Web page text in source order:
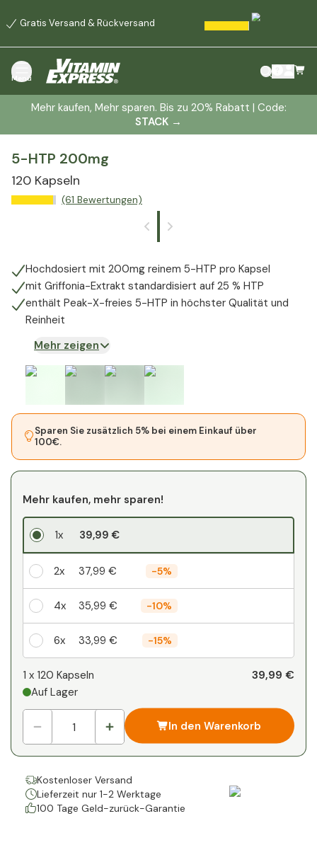
Gratis Versand & Rückversand
Menü
Mehr kaufen, Mehr sparen. Bis zu 20% Rabatt | Code:
STACK →
5-HTP 200mg
120 Kapseln
(61 Bewertungen)
Hochdosiert mit 200mg reinem 5-HTP pro Kapsel
mit Griffonia-Extrakt standardisiert auf 25 % HTP
enthält Peak-X-freies 5-HTP in höchster Qualität und
Reinheit
Mehr zeigen
Sparen Sie zusätzlich 5% bei einem Einkauf über
100€.
Mehr kaufen, mehr sparen!
1x 39,99 €
2x 37,99 € -5%
4x 35,99 € -10%
6x 33,99 € -15%
1x
1 x 120 Kapseln
Auf Lager
39,99 €
In den Warenkorb
Kostenloser Versand
Lieferzeit nur 1-2 Werktage
100 Tage Geld-zurück-Garantie